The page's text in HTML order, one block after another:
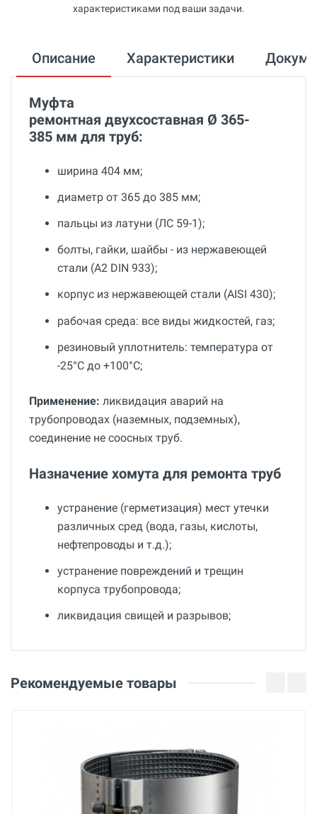
характеристиками под ваши задачи.
Описание Характеристики
Муфта
ремонтная двухсоставная Ø 365-
385 мм для труб:
ширина 404 мм;
диаметр от 365 до 385 мм;
пальцы из латуни (ЛС 59-1);
болты, гайки, шайбы - из нержавеющей
стали (A2 DIN 933);
корпус из нержавеющей стали (AISI 430);
рабочая среда: все виды жидкостей, газ;
резиновый уплотнитель: температура от
-25°С до +100°С;
Применение: ликвидация аварий на
трубопроводах (наземных, подземных),
соединение не соосных труб.
Назначение хомута для ремонта труб
устранение (герметизация) мест утечки
различных сред (вода, газы, кислоты,
нефтепроводы и т.д.);
устранение повреждений и трещин
корпуса трубопровода;
ликвидация свищей и разрывов;
36 месяцев
Оценка
Рекомендуемые товары